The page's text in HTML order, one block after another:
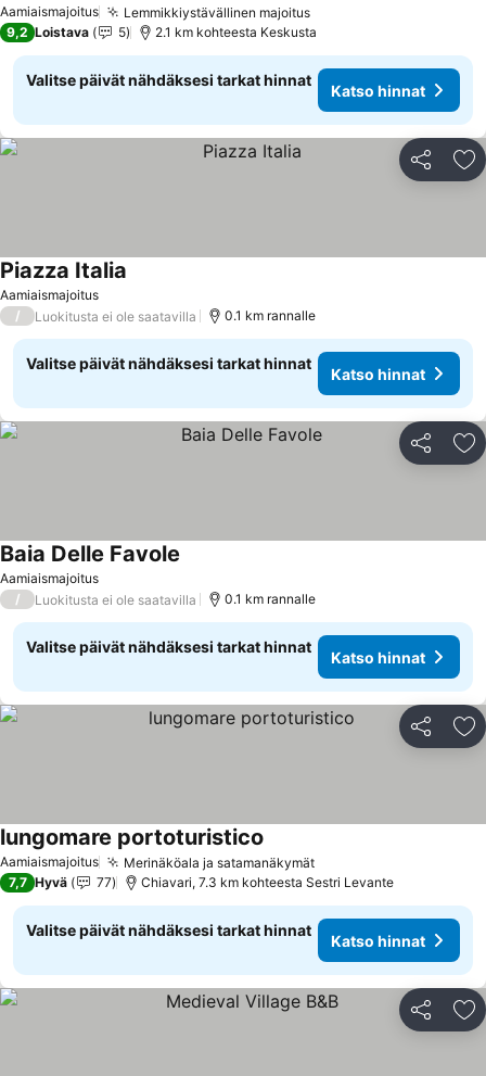
Aamiaismajoitus Lemmikkiystävällinen majoitusKatso hinnat
9,2 Loistava 5 2.1 km kohteesta Keskusta
Valitse päivät nähdäksesi tarkat hinnat
Katso hinnat
Jaa
Aamiaismajoitus
Piazza Italia
/ Luokitusta ei ole saatavilla 0.1 km rannalle
Valitse päivät nähdäksesi tarkat hinnat
Katso hinnat
Jaa
Aamiaismajoitus
Baia Delle Favole
/ Luokitusta ei ole saatavilla 0.1 km rannalle
Valitse päivät nähdäksesi tarkat hinnat
Katso hinnat
Jaa
Aamiaismajoitus Merinäköala ja satamanäkymätKatso hinnat
lungomare portoturistico
7,7 Hyvä 77 Chiavari, 7.3 km kohteesta Sestri Levante
Valitse päivät nähdäksesi tarkat hinnat
Katso hinnat
Jaa